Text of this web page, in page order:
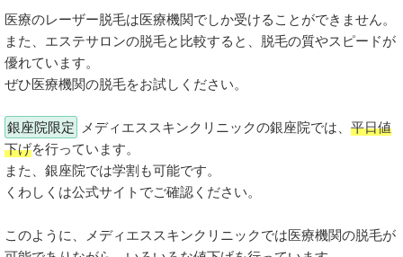
医療のレーザー脱毛は医療機関でしか受けることができません。
また、エステサロンの脱毛と比較すると、脱毛の質やスピードが
優れています。
ぜひ医療機関の脱毛をお試しください。
銀座院限定 メディエススキンクリニックの銀座院では、 平日値
下げを行っています。
また、銀座院では学割も可能です。
くわしくは公式サイトでご確認ください。
このように、メディエススキンクリニックでは医療機関の脱毛が